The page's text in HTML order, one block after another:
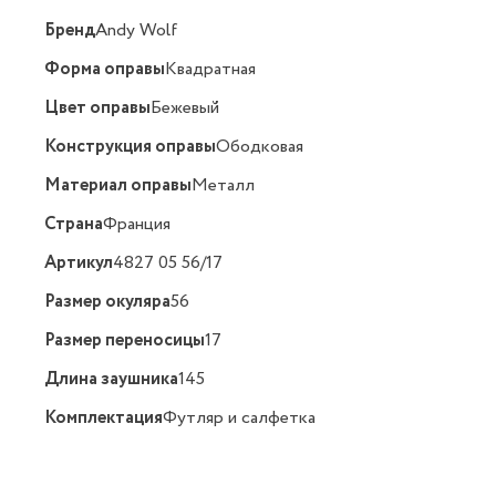
БрендAndy Wolf
Форма оправыКвадратная
Цвет оправыБежевый
Конструкция оправыОбодковая
Материал оправыМеталл
СтранаФранция
Артикул4827 05 56/17
Размер окуляра56
Размер переносицы17
Длина заушника145
КомплектацияФутляр и салфетка